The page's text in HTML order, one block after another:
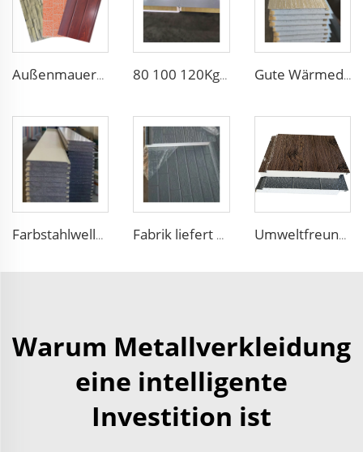
Außenmauersteingesteckepaneelen Polyurethan-Schäumpaneele PU-isolierte Metallverkleidung für Haus außen 80 100 120Kg/M3 feuerfestes Sandwich-Isolierungsplatten wasserdichte Gesteinswolle Platte Polyurethan Sandwich Panel für Dach/Wand Gute Wärmedämmung Metallverkleidung Innensenken-Dämmung Außenwand-Panel mit günstigem Preis und hoher Qualität
Farbstahlwellgedämmt EPS XPS Sandwichplatte Polystyrol-Foamplatten Sandwich-Wandplatte für Wohngebäude Fabrik liefert attraktive Preise für Außensandwich-Paneel Sandwich-Tafel-Panel EPS-Sandwich-Wandpaneel für schnelle Konstruktion Umweltfreundliche feuerfeste eps Sandwich-Platte Außenwanddekoration Dach-Sandwich-Platten
Warum Metallverkleidung
eine intelligente
Investition ist